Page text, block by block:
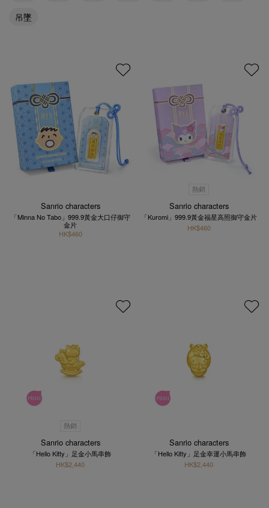
吊墜
Sanrio characters
「Minna No Tabo」999.9黃金大口仔御守
金片
HK$460
熱銷
Sanrio characters
「Kuromi」999.9黃金福星高照御守金片
HK$460
熱銷
Sanrio characters
「Hello Kitty」足金小馬串飾
HK$2,440
Sanrio characters
「Hello Kitty」足金幸運小馬串飾
HK$2,440